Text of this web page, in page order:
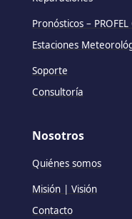
Pronósticos –
Estaciones
Soporte
Consultoría
Nosotros
Quiénes somos
Misión | Visión
Contacto